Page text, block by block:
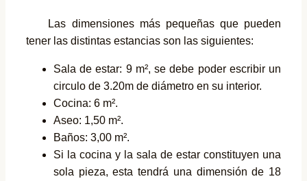
Las dimensiones más pequeñas que pueden
tener las distintas estancias son las siguientes:
Sala de estar: 9 m², se debe poder escribir un
circulo de 3.20m de diámetro en su interior.
Cocina: 6 m².
Aseo: 1,50 m².
Baños: 3,00 m².
Si la cocina y la sala de estar constituyen una
sola pieza, esta tendrá una dimensión de 18